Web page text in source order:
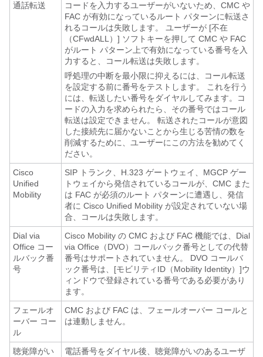
通話転送
コードを入力するユーザーがいないため、CMC や
FAC が有効になっているルート パターンに転送さ
れるコールは失敗します。 ユーザーが [不在
（CFwdALL）] ソフトキーを押して CMC や FAC
がルート パターン上で有効になっている番号を入
力すると、コール転送は失敗します。
呼処理の中断を最小限に抑えるには、コール転送
を設定する前に番号をテストします。 これを行う
には、転送したい番号をダイヤルしてみます。コ
ードの入力を求められたら、その番号ではコール
転送は設定できません。 転送されたコールが意図
した接続先に届かないことから生じる苦情の数を
削減するために、ユーザーにこの方法を勧めてく
ださい。
Cisco
Unified
Mobility
SIP トランク、H.323 ゲートウェイ、MGCP ゲー
トウェイから発信されているコールが、CMC また
は FAC が必須のルート パターンに遭遇し、発信
者に Cisco Unified Mobility が設定されていない場
合、コールは失敗します。
Dial via
Office コー
ルバック番
号
Cisco Mobility の CMC および FAC 機能では、Dial
via Office（DVO）コールバック番号としての代替
番号はサポートされていません。 DVO コールバ
ック番号は、[モビリティID（Mobility Identity）]ウ
ィンドウで登録されている番号である必要があり
ます。
フェールオ
ーバー コー
ル
CMC および FAC は、フェールオーバー コールと
は連動しません。
聴覚障がい
電話番号をダイヤル後、聴覚障がいのあるユーザ